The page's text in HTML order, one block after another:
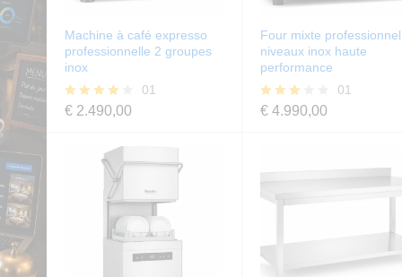
Machine à café expresso
professionnelle 2 groupes
inox
Note
01
€2.490,00
Four mixte
niveaux inox haute
performance
Note
01
€ 4.990,00